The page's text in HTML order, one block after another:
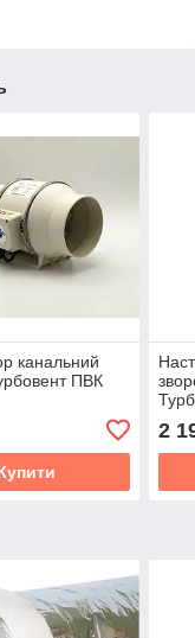
канальний
ПВК
2